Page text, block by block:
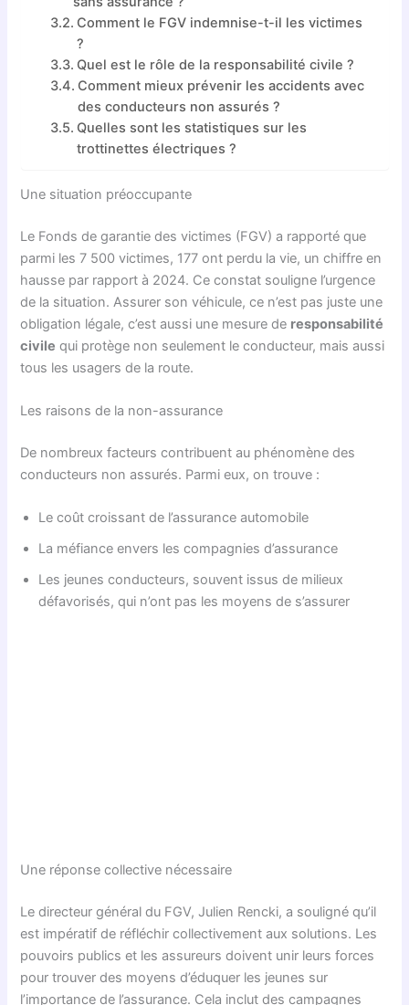
Comment le FGV indemnise-t-il les victimes
?
Quel est le rôle de la responsabilité civile ?
Comment mieux prévenir les accidents avec
des conducteurs non assurés ?
Quelles sont les statistiques sur les
trottinettes électriques ?
Une situation préoccupante
Le Fonds de garantie des victimes (FGV) a rapporté que
parmi les 7 500 victimes, 177 ont perdu la vie, un chiffre en
hausse par rapport à 2024. Ce constat souligne l’urgence
de la situation. Assurer son véhicule, ce n’est pas juste une
obligation légale, c’est aussi une mesure de responsabilité
civile qui protège non seulement le conducteur, mais aussi
tous les usagers de la route.
Les raisons de la non-assurance
De nombreux facteurs contribuent au phénomène des
conducteurs non assurés. Parmi eux, on trouve :
Le coût croissant de l’assurance automobile
La méfiance envers les compagnies d’assurance
Les jeunes conducteurs, souvent issus de milieux
défavorisés, qui n’ont pas les moyens de s’assurer
Une réponse collective nécessaire
Le directeur général du FGV, Julien Rencki, a souligné qu’il
est impératif de réfléchir collectivement aux solutions. Les
pouvoirs publics et les assureurs doivent unir leurs forces
pour trouver des moyens d’éduquer les jeunes sur
l’importance de l’assurance. Cela inclut des campagnes